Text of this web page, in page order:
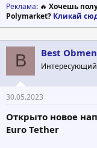
Реклама: 🔥 Хочешь
Polymarket? Кликай
B Best Obmen
30.05.2023
Открыто новое
Euro Tether